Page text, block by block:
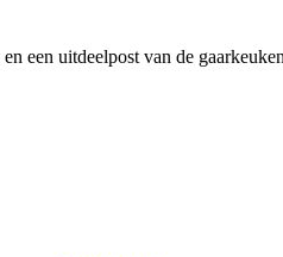
uitdeelpost van de